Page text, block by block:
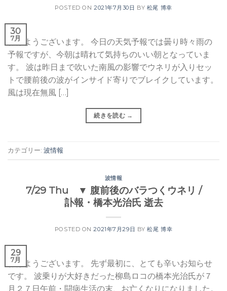
POSTED ON 2021年7月30日 BY 松尾 博幸
30
7月
おはようございます。 今日の天気予報では曇り時々雨の
予報ですが、今朝は晴れて気持ちのいい朝となっていま
す。 波は昨日まで吹いた南風の影響でウネリが入りセッ
トで腰前後の波がインサイド寄りでブレイクしています。
風は現在無風 […]
続きを読む →
カテゴリー: 波情報
波情報
7/29 Thu ▼ 腹前後のバラつくウネリ /
訃報・橋本光治氏 逝去
POSTED ON2021年7月29日 BY松尾 博幸
29
7月
おはようございます。 先ず最初に、とても辛いお知らせ
です。 波乗りが大好きだった柳島ロコの橋本光治氏が７
月２７日午前・闘病生活の末、お亡くなりになりました。